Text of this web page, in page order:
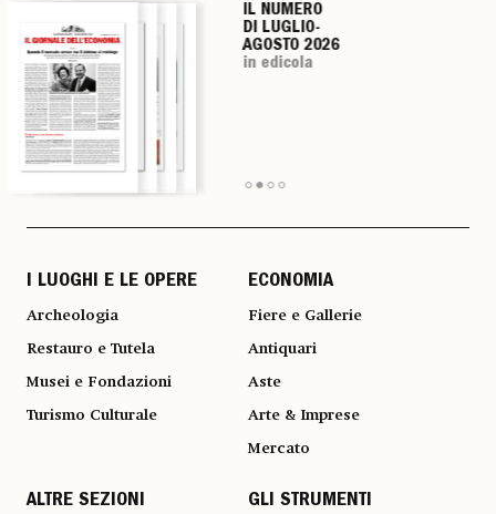
IL NUMERO
DI LUGLIO-
AGOSTO 2026
in edicola
IL NUMERO
DI LUGLIO-
AGOSTO 2026
in edicola
IL NUMERO
DI LUGLIO-
AGOSTO 2026
in edicola
IL NUMERO
DI LUGLIO-
AGOSTO 2026
in edicola
I LUOGHI E LE OPERE
Archeologia
Restauro e Tutela
Musei e Fondazioni
Turismo Culturale
ECONOMIA
Fiere e Gallerie
Antiquari
Aste
Arte & Imprese
Mercato
ALTRE SEZIONI GLI STRUMENTI